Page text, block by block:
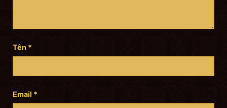
Tên *
Email *